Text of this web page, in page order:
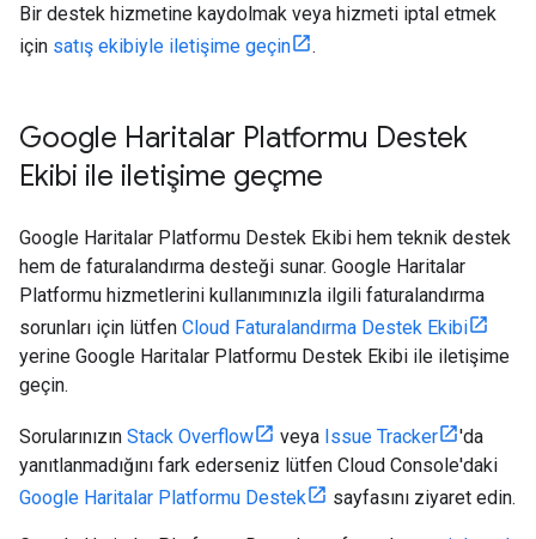
Bir destek hizmetine kaydolmak veya hizmeti iptal etmek
için satış ekibiyle iletişime geçin .
Google Haritalar Platformu Destek
Ekibi ile iletişime geçme
Google Haritalar Platformu Destek Ekibi hem teknik destek
hem de faturalandırma desteği sunar. Google Haritalar
Platformu hizmetlerini kullanımınızla ilgili faturalandırma
sorunları için lütfen Cloud Faturalandırma Destek Ekibi
yerine Google Haritalar Platformu Destek Ekibi ile iletişime
geçin.
Sorularınızın Stack Overflow veya Issue Tracker
'da
yanıtlanmadığını fark ederseniz lütfen Cloud Console'daki
Google Haritalar Platformu Destek
sayfasını ziyaret edin.